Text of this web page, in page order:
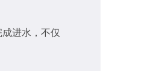
进水，不仅